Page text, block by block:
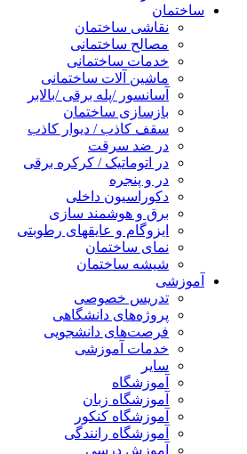
ساختمان
نقاشی ساختمان
مصالح ساختمانی
خدمات ساختمانی
ماشین آلات ساختمانی
آسانسور /پله برقی /بالابر
بازسازی ساختمان
سقف کاذب / دیوار کاذب
در ضد سرقت
در اتوماتیک / کرکره برقی
در و پنجره
دکوراسیون داخلی
برق و هوشمند سازی
ایزوگام و عایقهای رطوبتی
نمای ساختمان
شیشه ساختمان
آموزشی
تدریس خصوصی
پروژه‌های دانشگاهی
فرصت‌های دانشجویی
خدمات آموزشی
سایر
آموزشگاه
آموزشگاه زبان
آموزشگاه کنکور
آموزشگاه رانندگی
آموزش درسی